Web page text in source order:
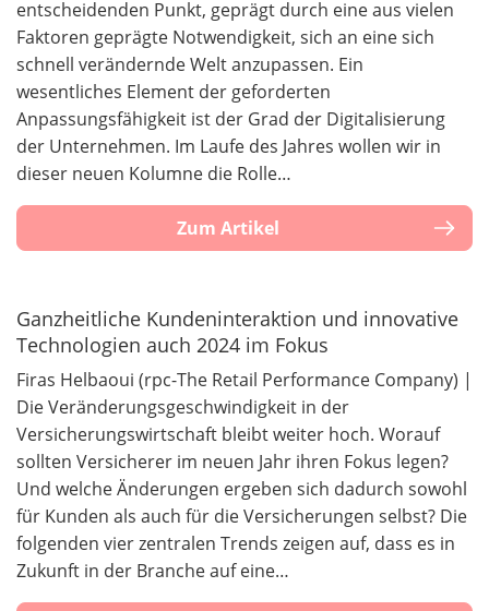
entscheidenden Punkt, geprägt durch eine aus vielen
Faktoren geprägte Notwendigkeit, sich an eine sich
schnell verändernde Welt anzupassen. Ein
wesentliches Element der geforderten
Anpassungsfähigkeit ist der Grad der Digitalisierung
der Unternehmen. Im Laufe des Jahres wollen wir in
dieser neuen Kolumne die Rolle…
Zum Artikel
Ganzheitliche Kundeninteraktion und innovative
Technologien auch 2024 im Fokus
Firas Helbaoui (rpc-The Retail Performance Company) |
Die Veränderungsgeschwindigkeit in der
Versicherungswirtschaft bleibt weiter hoch. Worauf
sollten Versicherer im neuen Jahr ihren Fokus legen?
Und welche Änderungen ergeben sich dadurch sowohl
für Kunden als auch für die Versicherungen selbst? Die
folgenden vier zentralen Trends zeigen auf, dass es in
Zukunft in der Branche auf eine…